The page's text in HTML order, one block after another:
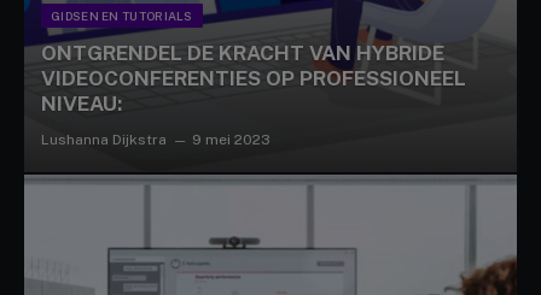
GIDSEN EN TUTORIALS
ONTGRENDEL DE KRACHT VAN HYBRIDE
VIDEOCONFERENTIES OP PROFESSIONEEL
NIVEAU:
Lushanna Dijkstra 9 mei 2023